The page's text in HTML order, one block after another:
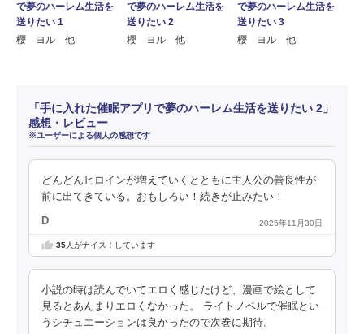
で夢のハーレム生活を
送りたい 1
櫻 ヨル 他
で夢のハーレム生活を
送りたい 2
櫻 ヨル 他
で夢のハーレム生活を
送りたい 3
櫻 ヨル 他
「手に入れた催眠アプリで夢のハーレム生活を送りたい 2」
感想・レビュー
※ユーザーによる個人の感想です
どんどんヒロインが増えていくとともに主人公の善良性が
前に出てきている。おもしろい！続きが止みたい！
D 2025年11月30日
35人がナイス！しています
小説の時は読んでいてエロく感じたけど、漫画で絵として
見るとあんまりエロくなかった。 ライトノベルで催眠とい
うシチュエーションは良かったので次巻に期待。